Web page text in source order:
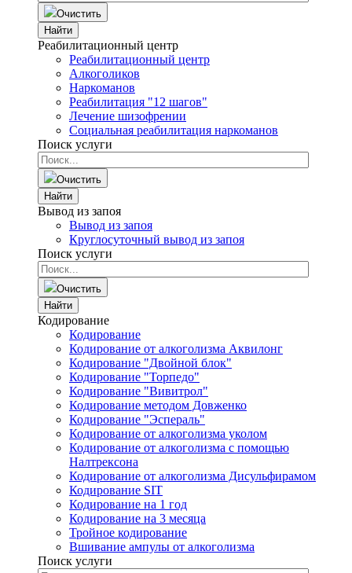
Очистить
Найти
Реабилитационный центр
Реабилитационный центр
Алкоголиков
Наркоманов
Реабилитация "12 шагов"
Лечение шизофрении
Социальная реабилитация наркоманов
Поиск услуги
Очистить
Найти
Вывод из запоя
Вывод из запоя
Круглосуточный вывод из запоя
Поиск услуги
Очистить
Найти
Кодирование
Кодирование
Кодирование от алкоголизма Аквилонг
Кодирование "Двойной блок"
Кодирование "Торпедо"
Кодирование "Вивитрол"
Кодирование методом Довженко
Кодирование "Эспераль"
Кодирование от алкоголизма уколом
Кодирование от алкоголизма с помощью
Налтрексона
Кодирование от алкоголизма Дисульфирамом
Кодирование SIT
Кодирование на 1 год
Кодирование на 3 месяца
Тройное кодирование
Вшивание ампулы от алкоголизма
Поиск услуги